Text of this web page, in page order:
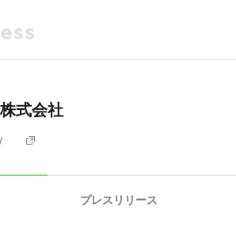
式会社
プレスリリース